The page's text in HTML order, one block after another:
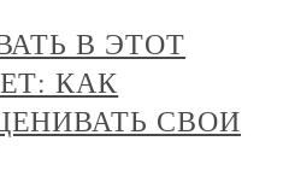
В ЭТОТ
КАК
СВОИ